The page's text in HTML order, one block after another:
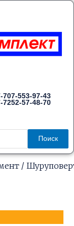
707-553-97-43
7252-57-48-70
Поиск
/